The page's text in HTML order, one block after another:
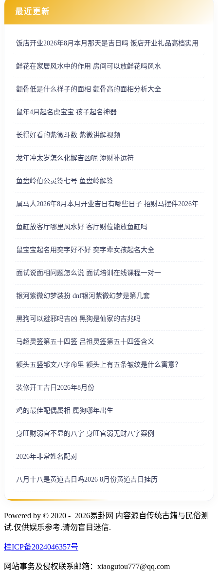
最近更新
饭店开业2026年8月本月那天是吉日吗 饭店开业礼品高档实用
鲜花在家居风水中的作用 房间可以放鲜花吗风水
颧骨低是什么样子的面相 颧骨高的面相分析大全
鼠年4月起名虎宝宝 孩子起名神器
长得好看的紫微斗数 紫微讲解视频
龙年冲太岁怎么化解吉凶呢 添财补运符
鱼盘岭伯公灵签七号 鱼盘岭解签
属马人2026年8月本月开业吉日有哪些日子 招财马摆件2026年
鱼缸放客厅哪里风水好 客厅财位能放鱼缸吗
鼠宝宝起名用奕字好不好 奕字辈女孩起名大全
面试说面相问题怎么说 面试培训在线课程一对一
银河紫微幻梦装扮 dnf银河紫微幻梦是第几套
黑狗可以避邪吗吉凶 黑狗是仙家的吉兆吗
马超灵签第五十四签 吕祖灵签第五十四签含义
额头五竖邹文八字命里 额头上有五条皱纹是什么寓意？
装修开工吉日2026年8月份
鸡的最佳配偶属相 属狗哪年出生
身旺财弱官不显的八字 身旺官弱无财八字案例
2026年非常姓名配对
八月十八是黄道吉日吗2026 8月份黄道吉日挂历
Powered by © 2020 - 2026易卦网 内容源自传统古籍与民俗测
试.仅供娱乐参考.请勿盲目迷信.
桂ICP备2024046357号
网站事务及侵权联系邮箱：xiaogutou777@qq.com